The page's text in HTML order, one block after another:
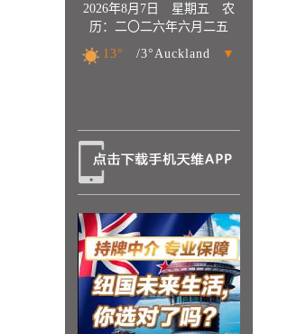
2026年8月7日 星期五 农
历：二〇二六年六月二五
13°
/3°Auckland ▼